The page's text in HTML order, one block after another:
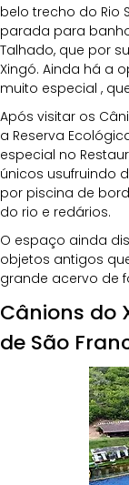
belo trecho do Rio
parada para
Talhado, que por
Xingó. Ainda há a
muito especial ,
Após visitar os
a Reserva
especial no
únicos usufruindo
por piscina de
do rio e redários.
O espaço ainda
objetos antigos
grande acervo de
Cânions do
de São